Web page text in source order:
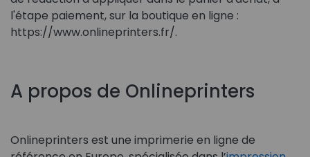
l'étape paiement, sur la boutique en ligne :
https://www.onlineprinters.fr/.
A propos de Onlineprinters
Onlineprinters est une imprimerie en ligne de